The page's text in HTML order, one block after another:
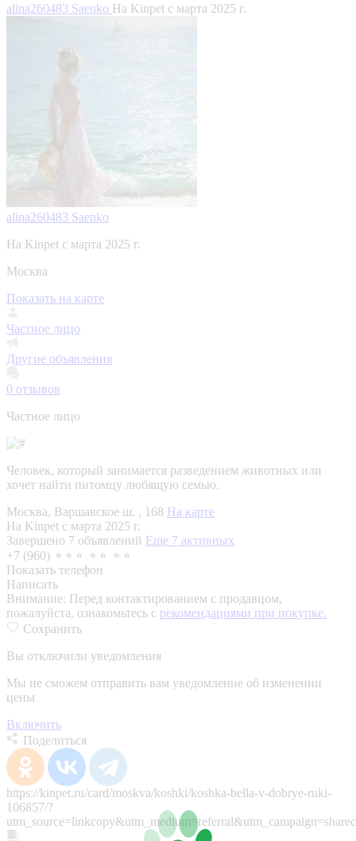
alina260483 Saenko На Kinpet c марта 2025 г.
alina260483 Saenko
На Kinpet c марта 2025 г.
Москва
Показать на карте
Частное лицо
Другие объявления
0 отзывов
Частное лицо
Человек, который занимается разведением животных или
хочет найти питомцу любящую семью.
Москва, Варшавское ш. , 168 На карте
На Kinpet c марта 2025 г.
Завершено 7 объявлений Еще 7 активных
+7 (960) ⚬⚬⚬ ⚬⚬ ⚬⚬
Показать телефон
Написать
Внимание: Перед контактированием с продавцом,
пожалуйста, ознакомьтесь с рекомендациями при покупке.
Сохранить
Вы отключили уведомления
Мы не сможем отправить вам уведомление об изменении
цены
Включить
Поделиться
https://kinpet.ru/card/moskva/koshki/koshka-bella-v-dobrye-ruki-
106857/?